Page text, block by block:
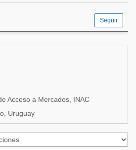
Seguir
Acceso a Mercados, INAC
Uruguay